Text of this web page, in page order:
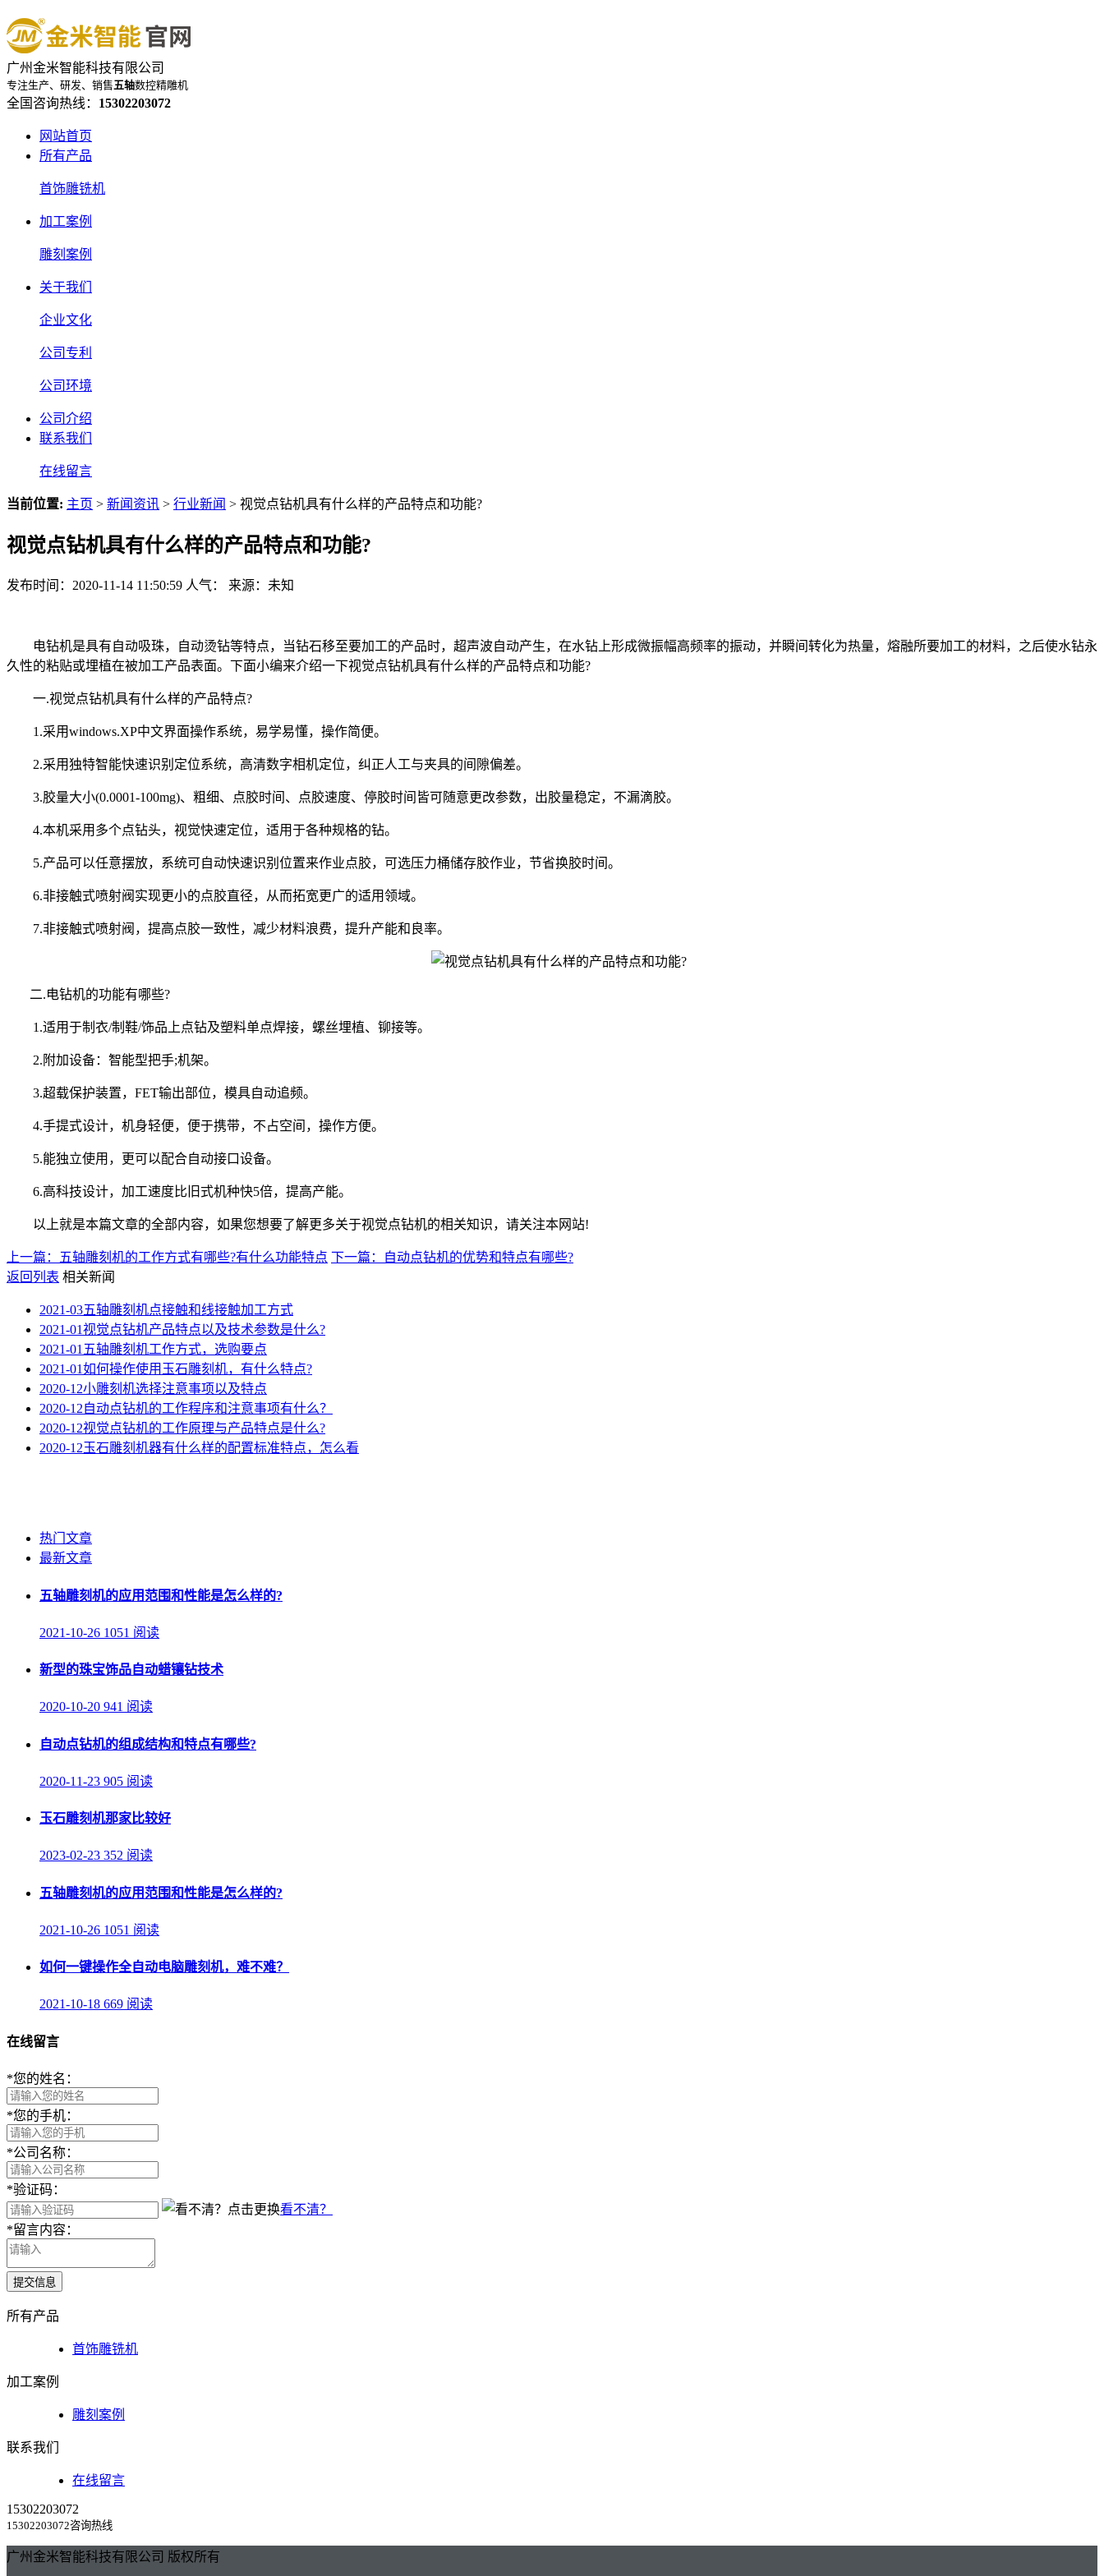
广州金米智能科技有限公司
专注生产、研发、销售五轴数控精雕机
全国咨询热线： 15302203072
网站首页
所有产品
首饰雕铣机
加工案例
雕刻案例
关于我们
企业文化
公司专利
公司环境
公司介绍
联系我们
在线留言
当前位置: 主页 > 新闻资讯 > 行业新闻 > 视觉点钻机具有什么样的产品特点和功能?
视觉点钻机具有什么样的产品特点和功能?
发布时间：2020-11-14 11:50:59 人气： 来源：未知
电钻机是具有自动吸珠，自动烫钻等特点，当钻石移至要加工的产品时，超声波自动产生，在水钻上形成微振幅高频率的振动，并瞬间转化为热量，熔融所要加工的材料，之后使水钻永
久性的粘贴或埋植在被加工产品表面。下面小编来介绍一下视觉点钻机具有什么样的产品特点和功能?
一.视觉点钻机具有什么样的产品特点?
1.采用windows.XP中文界面操作系统，易学易懂，操作简便。
2.采用独特智能快速识别定位系统，高清数字相机定位，纠正人工与夹具的间隙偏差。
3.胶量大小(0.0001-100mg)、粗细、点胶时间、点胶速度、停胶时间皆可随意更改参数，出胶量稳定，不漏滴胶。
4.本机采用多个点钻头，视觉快速定位，适用于各种规格的钻。
5.产品可以任意摆放，系统可自动快速识别位置来作业点胶，可选压力桶储存胶作业，节省换胶时间。
6.非接触式喷射阀实现更小的点胶直径，从而拓宽更广的适用领域。
7.非接触式喷射阀，提高点胶一致性，减少材料浪费，提升产能和良率。
二.电钻机的功能有哪些?
1.适用于制衣/制鞋/饰品上点钻及塑料单点焊接，螺丝埋植、铆接等。
2.附加设备：智能型把手;机架。
3.超载保护装置，FET输出部位，模具自动追频。
4.手提式设计，机身轻便，便于携带，不占空间，操作方便。
5.能独立使用，更可以配合自动接口设备。
6.高科技设计，加工速度比旧式机种快5倍，提高产能。
以上就是本篇文章的全部内容，如果您想要了解更多关于视觉点钻机的相关知识，请关注本网站!
上一篇：五轴雕刻机的工作方式有哪些?有什么功能特点 下一篇：自动点钻机的优势和特点有哪些?
返回列表 相关新闻
2021-03五轴雕刻机点接触和线接触加工方式
2021-01视觉点钻机产品特点以及技术参数是什么?
2021-01 五轴雕刻机工作方式，选购要点
2021-01如何操作使用玉石雕刻机，有什么特点?
2020-12小雕刻机选择注意事项以及特点
2020-12自动点钻机的工作程序和注意事项有什么？
2020-12视觉点钻机的工作原理与产品特点是什么?
2020-12玉石雕刻机器有什么样的配置标准特点，怎么看
热门文章
最新文章
五轴雕刻机的应用范围和性能是怎么样的?
2021-10-26 1051 阅读
新型的珠宝饰品自动蜡镶钻技术
2020-10-20 941 阅读
自动点钻机的组成结构和特点有哪些?
2020-11-23 905 阅读
玉石雕刻机那家比较好
2023-02-23 352 阅读
五轴雕刻机的应用范围和性能是怎么样的?
2021-10-26 1051 阅读
如何一键操作全自动电脑雕刻机，难不难？
2021-10-18 669 阅读
在线留言
*您的姓名：
*您的手机：
*公司名称：
*验证码：
看不清？
*留言内容：
提交信息
所有产品
首饰雕铣机
加工案例
雕刻案例
联系我们
在线留言
15302203072
15302203072咨询热线
广州金米智能科技有限公司 版权所有